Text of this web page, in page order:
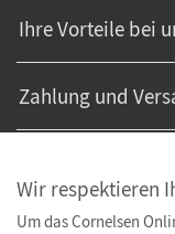
Ihre Vorteile bei
Zahlung und
Wir respektieren
Um das Cornelsen